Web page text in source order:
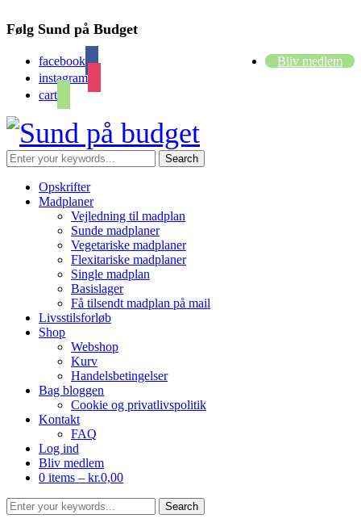
Følg Sund på Budget
facebook
instagram
cart
Bliv medlem
Opskrifter
Madplaner
Vejledning til madplan
Sunde madplaner
Vegetariske madplaner
Flexitariske madplaner
Single madplan
Basislager
Få tilsendt madplan på mail
Livsstilsforløb
Shop
Webshop
Kurv
Handelsbetingelser
Bag bloggen
Cookie og privatlivspolitik
Kontakt
FAQ
Log ind
Bliv medlem
0 items – kr.0,00